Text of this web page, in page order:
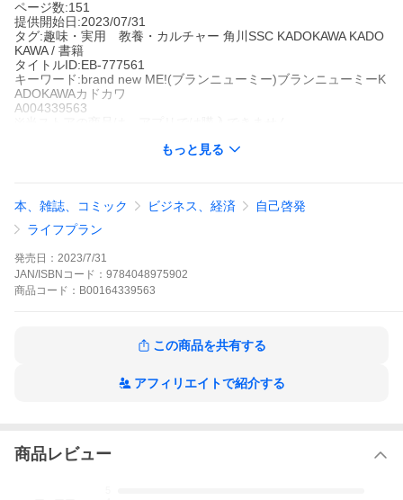
ページ数:151
提供開始日:2023/07/31
タグ:趣味・実用 教養・カルチャー 角川SSC KADOKAWA KADO
KAWA / 書籍
タイトルID:EB-777561
キーワード:brand new ME!(ブランニューミー)ブランニューミーK
ADOKAWAカドカワ
A004339563
40代・50代から人生を2倍楽しむ、働き方・暮らし方・住まい
方。教員からガーデニングのプロに/手芸講師になって協会設立/主
婦からブロガーになり起業へ/東京と台湾の二拠点暮らし/食を通じ
て社会貢献…人生をシフトチェンジ!すぐに行動を起こしたい人の
ための、ライフシフト実践ガイド付き。
brand new ME!(ブランニューミー)の作品をもっと見る
もっと見る
本、雑誌、コミック ビジネス、経済
自己啓発
ライフプラン
発売日： 2023/7/31
JAN/ISBNコード： 9784048975902
商品 コード： B00164339563
この商品を共有する
アフィリエイトで紹介する
商品レビュー